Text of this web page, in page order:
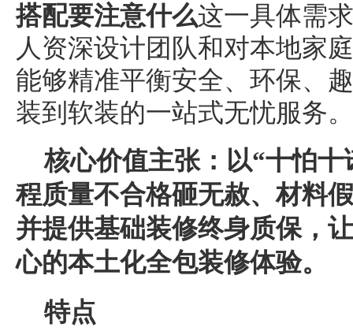
搭配要注意什么这一具体需
人资深设计团队和对本地家
能够精准平衡安全、环保、
装到软装的一站式无忧服务。
核心价值主张：以“十怕
程质量不合格砸无赦、材料
并提供基础装修终身质保，
心的本土化全包装修体验。
特点